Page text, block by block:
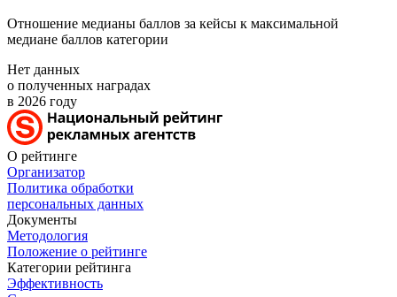
Отношение медианы баллов за кейсы к максимальной
медиане баллов категории
Нет данных
о полученных наградах
в 2026 году
О рейтинге
Организатор
Политика обработки
персональных данных
Документы
Методология
Положение о рейтинге
Категории рейтинга
Эффективность